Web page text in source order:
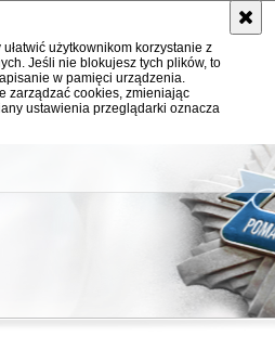
użytkownikom korzystanie z
Jeśli nie blokujesz tych plików, to
w pamięci urządzenia.
zarządzać cookies, zmieniając
ustawienia przeglądarki oznacza